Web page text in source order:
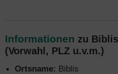
Informationen zu
(Vorwahl, PLZ u.v.m.)
Ortsname: Biblis